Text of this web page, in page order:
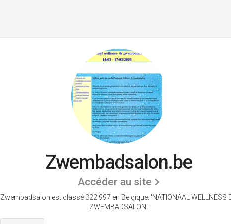
Zwembadsalon.be
Accéder au site
Zwembadsalon est classé 322.997 en Belgique. 'NATIONAAL WELLNESS
ZWEMBADSALON.'